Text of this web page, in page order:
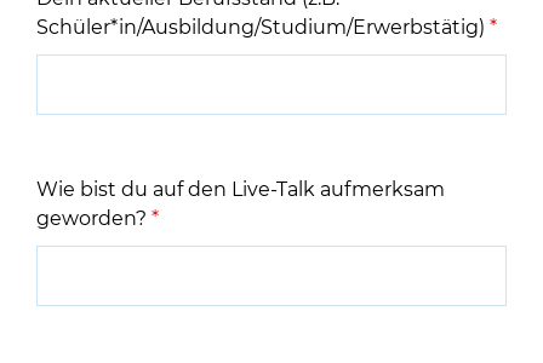
Schüler*in/Ausbildung/Studium/Erwerbstätig) *
Wie bist du auf den Live-Talk aufmerksam
geworden? *